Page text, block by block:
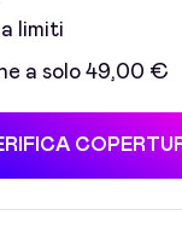
limiti
a solo 49,00 €